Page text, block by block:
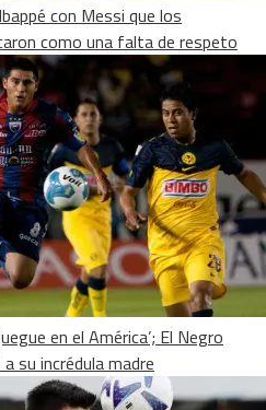
con Messi que los
como una falta de respeto
en el América’; El Negro
su incrédula madre